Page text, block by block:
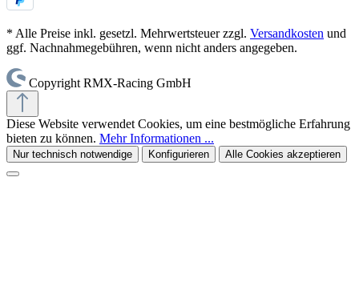
* Alle Preise inkl. gesetzl. Mehrwertsteuer zzgl. Versandkosten und
ggf. Nachnahmegebühren, wenn nicht anders angegeben.
Copyright RMX-Racing GmbH
Diese Website verwendet Cookies, um eine bestmögliche Erfahrung
bieten zu können. Mehr Informationen ...
Nur technisch notwendige Konfigurieren Alle Cookies akzeptieren